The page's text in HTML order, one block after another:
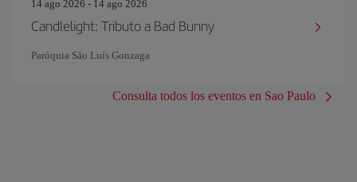
14 ago 2026 - 14 ago 2026
Candlelight: Tributo a Bad Bunny
Paróquia São Luís Gonzaga
Consulta todos los eventos en Sao Paulo